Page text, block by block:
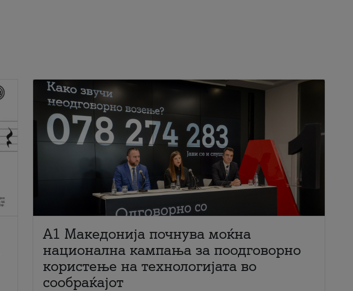
A1 Македонија почнува моќна
национална кампања за поодговорно
користење на технологијата во
сообраќајот